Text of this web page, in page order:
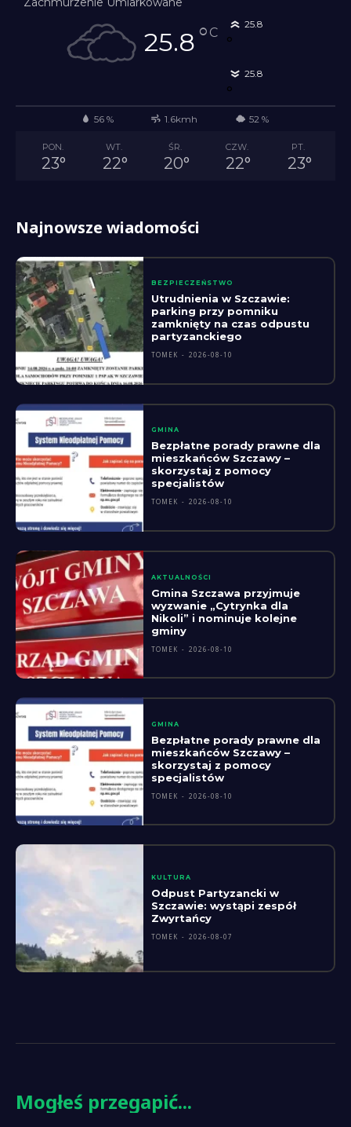
25.8° C
25.8
°
25.8
°
56 % 1.6kmh 52 %
PON.
23°
WT.
22°
ŚR.
20°
CZW.
22°
PT.
23°
Najnowsze wiadomości
BEZPIECZEŃSTWO
Utrudnienia w Szczawie:
parking przy pomniku
zamknięty na czas odpustu
partyzanckiego
TOMEK - 2026-08-10
GMINA
Bezpłatne porady prawne dla
mieszkańców Szczawy –
skorzystaj z pomocy
specjalistów
TOMEK - 2026-08-10
AKTUALNOŚCI
Gmina Szczawa przyjmuje
wyzwanie „Cytrynka dla
Nikoli” i nominuje kolejne
gminy
TOMEK - 2026-08-10
GMINA
Bezpłatne porady prawne dla
mieszkańców Szczawy –
skorzystaj z pomocy
specjalistów
TOMEK - 2026-08-10
KULTURA
Odpust Partyzancki w
Szczawie: wystąpi zespół
Zwyrtańcy
TOMEK - 2026-08-07
Mogłeś przegapić...